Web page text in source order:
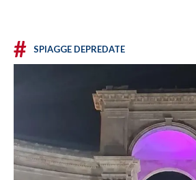
# SPIAGGE DEPREDATE